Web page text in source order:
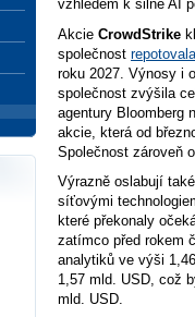
vzhledem k silné AI
Akcie CrowdStrike
společnost repotovala
roku 2027. Výnosy i
společnost zvýšila
agentury Bloomberg
akcie, která od
Společnost zároveň
Výrazně oslabují
síťovými
které překonaly
zatímco před rokem
analytiků ve výši
1,57 mld. USD, což
mld. USD.